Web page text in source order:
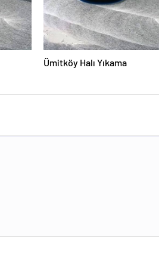
Ümitköy Halı Yıkama